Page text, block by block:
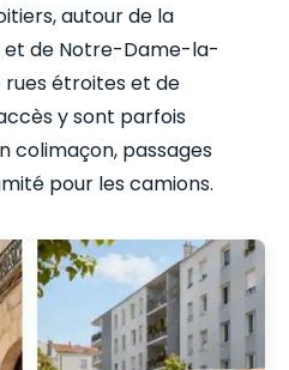
autour de la
de Notre-Dame-la-
rues étroites et de
y sont parfois
colimaçon, passages
pour les camions.